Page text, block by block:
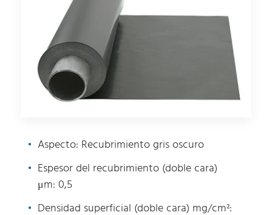
Aspecto: Recubrimiento gris oscuro
Espesor del recubrimiento (doble cara)
μm: 0,5
Densidad superficial (doble cara) mg/cm²: